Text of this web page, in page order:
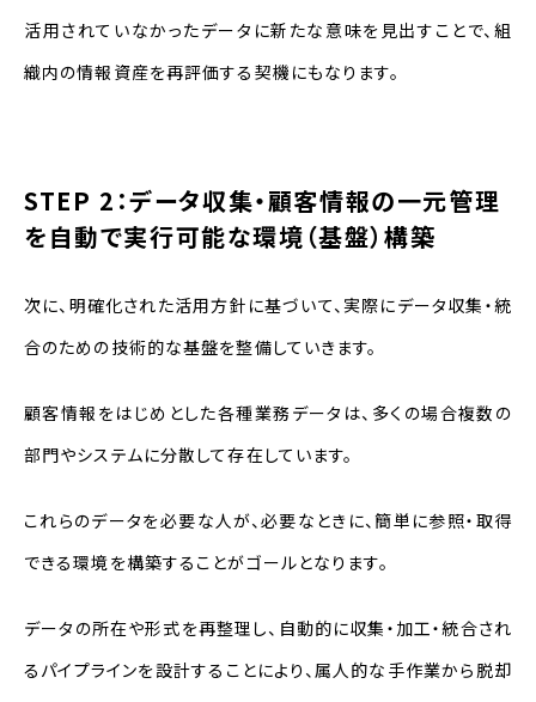
活用されていなかったデータに新たな意味を見出すことで、組
織内の情報資産を再評価する契機にもなります。
STEP 2：データ収集・顧客情報の一元管理
を自動で実行可能な環境（基盤）構築
次に、明確化された活用方針に基づいて、実際にデータ収集・統
合のための技術的な基盤を整備していきます。
顧客情報をはじめとした各種業務データは、多くの場合複数の
部門やシステムに分散して存在しています。
これらのデータを必要な人が、必要なときに、簡単に参照・取得
できる環境を構築することがゴールとなります。
データの所在や形式を再整理し、自動的に収集・加工・統合され
るパイプラインを設計することにより、属人的な手作業から脱却